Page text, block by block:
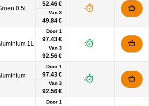
0.5L
52.46 €
Van 3
49.84 €
1L
Door 1
97.43 €
Van 3
92.56 €
Door 1
97.43 €
Van 3
92.56 €
Door 1